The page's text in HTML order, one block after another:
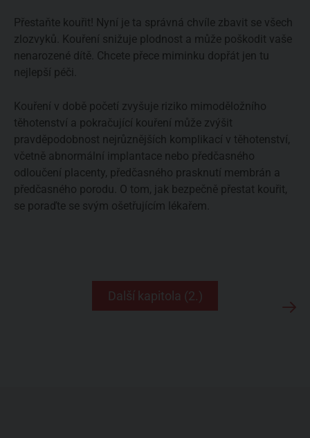
Přestaňte kouřit! Nyní je ta správná chvíle zbavit se všech
zlozvyků. Kouření snižuje plodnost a může poškodit vaše
nenarozené dítě. Chcete přece miminku dopřát jen tu
nejlepší péči.
Kouření v době početí zvyšuje riziko mimoděložního
těhotenství a pokračující kouření může zvýšit
pravděpodobnost nejrůznějších komplikací v těhotenství,
včetně abnormální implantace nebo předčasného
odloučení placenty, předčasného prasknutí membrán a
předčasného porodu. O tom, jak bezpečně přestat kouřit,
se poraďte se svým ošetřujícím lékařem.
Další kapitola (2.)